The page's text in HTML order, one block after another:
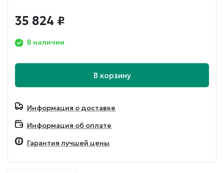
35 824 ₽
В наличии
В корзину
Информация о доставке
Информация об оплате
Гарантия лучшей цены